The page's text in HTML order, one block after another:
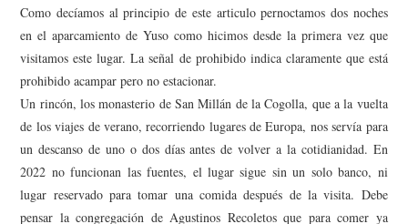
Como decíamos al principio de este articulo pernoctamos dos noches
en el aparcamiento de Yuso como hicimos desde la primera vez que
visitamos este lugar. La señal de prohibido indica claramente que está
prohibido acampar pero no estacionar.
Un rincón, los monasterio de San Millán de la Cogolla, que a la vuelta
de los viajes de verano, recorriendo lugares de Europa, nos servía para
un descanso de uno o dos días antes de volver a la cotidianidad. En
2022 no funcionan las fuentes, el lugar sigue sin un solo banco, ni
lugar reservado para tomar una comida después de la visita. Debe
pensar la congregación de Agustinos Recoletos que para comer ya